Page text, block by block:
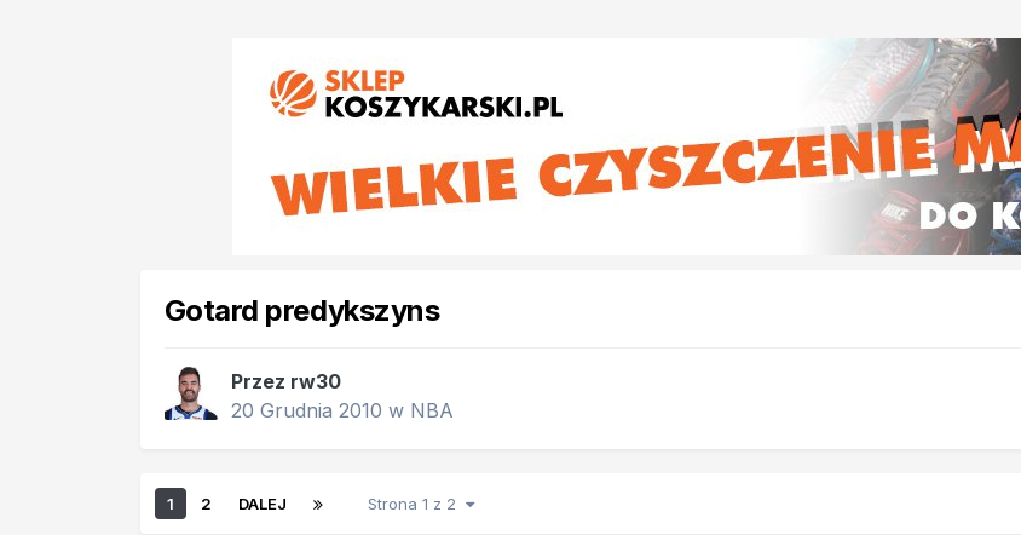
Gotard predykszyns
Przez rw30
20 Grudnia 2010 w NBA
1 2 DALEJ Strona 1 z 2